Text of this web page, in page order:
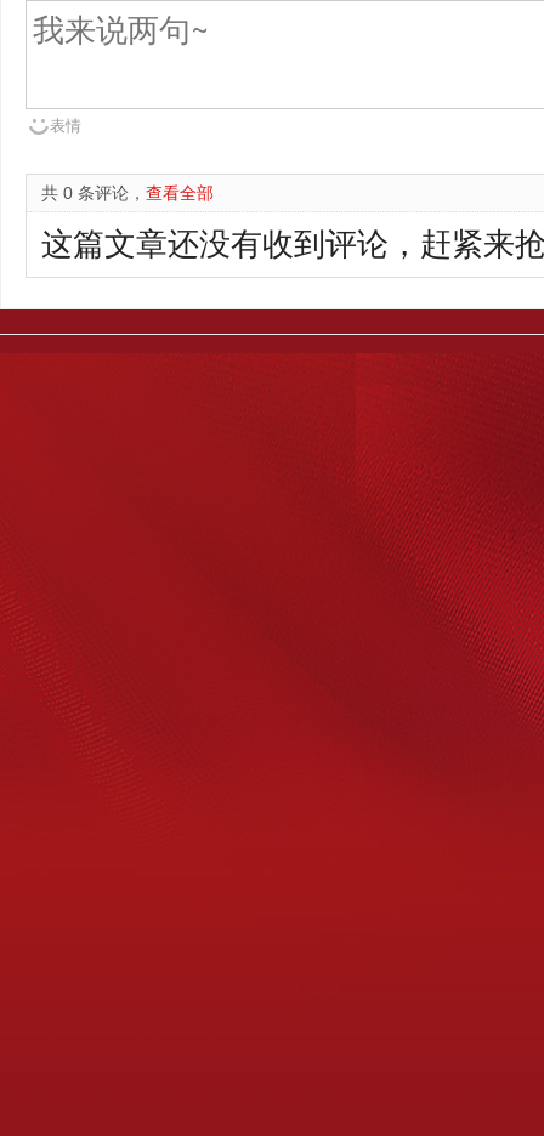
表情
共 0 条评论， 查看全部
这篇文章还没有收到评论，赶紧来